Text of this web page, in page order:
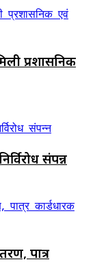
प्रशासनिक
संपन्न
पात्र